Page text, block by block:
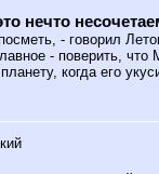
нечто
- говорил
- поверить,
когда его